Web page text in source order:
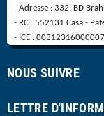
- Adresse : 332, BD
- RC : 552131 Casa -
- ICE :
NOUS SUIVRE
LETTRE